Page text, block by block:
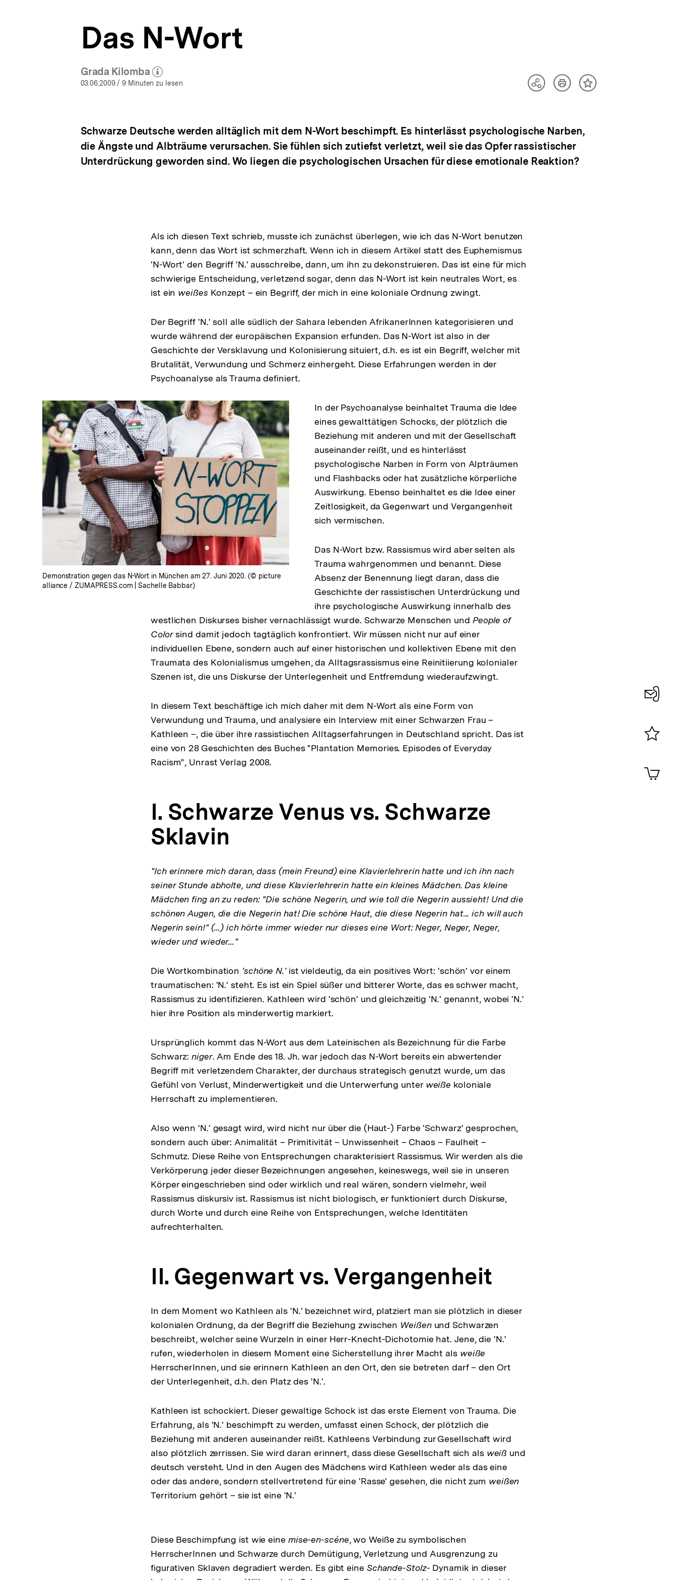
Das N-Wort
Grada Kilomba
(Mehr zum Autor)
öffnen
03.06.2009/ 9 Minuten zu lesen
TeilenArtikelInhalt
Schwarze Deutsche werden alltäglich mit dem N-Wort beschimpft. Es hinterlässt psychologische Narben,
die Ängste und Albträume verursachen. Sie fühlen sich zutiefst verletzt, weil sie das Opfer rassistischer
Unterdrückung geworden sind. Wo liegen die psychologischen Ursachen für diese emotionale Reaktion?
Als ich diesen Text schrieb, musste ich zunächst überlegen, wie ich das N-Wort benutzen
kann, denn das Wort ist schmerzhaft. Wenn ich in diesem Artikel statt des Euphemismus
'N-Wort' den Begriff 'N.' ausschreibe, dann, um ihn zu dekonstruieren. Das ist eine für mich
schwierige Entscheidung, verletzend sogar, denn das N-Wort ist kein neutrales Wort, es
ist ein weißesKonzept – ein Begriff, der mich in eine koloniale Ordnung zwingt.
Der Begriff 'N.' soll alle südlich der Sahara lebenden AfrikanerInnen kategorisieren und
wurde während der europäischen Expansion erfunden. Das N-Wort ist also in der
Geschichte der Versklavung und Kolonisierung situiert, d.h. es ist ein Begriff, welcher mit
Brutalität, Verwundung und Schmerz einhergeht. Diese Erfahrungen werden in der
Psychoanalyse als Trauma definiert.
In
Lightbox
öffnen
Demonstration gegen das N-Wort in München am 27. Juni 2020. (© picture
alliance / ZUMAPRESS.com | Sachelle Babbar)
In der Psychoanalyse beinhaltet Trauma die Idee
eines gewalttätigen Schocks, der plötzlich die
Beziehung mit anderen und mit der Gesellschaft
auseinander reißt, und es hinterlässt
psychologische Narben in Form von Alpträumen
und Flashbacks oder hat zusätzliche körperliche
Auswirkung. Ebenso beinhaltet es die Idee einer
Zeitlosigkeit, da Gegenwart und Vergangenheit
sich vermischen.
Das N-Wort bzw. Rassismus wird aber selten als
Trauma wahrgenommen und benannt. Diese
Absenz der Benennung liegt daran, dass die
Geschichte der rassistischen Unterdrückung und
ihre psychologische Auswirkung innerhalb des
westlichen Diskurses bisher vernachlässigt wurde. Schwarze Menschen und People of
Colorsind damit jedoch tagtäglich konfrontiert. Wir müssen nicht nur auf einer
individuellen Ebene, sondern auch auf einer historischen und kollektiven Ebene mit den
Traumata des Kolonialismus umgehen, da Alltagsrassismus eine Reinitiierung kolonialer
Szenen ist, die uns Diskurse der Unterlegenheit und Entfremdung wiederaufzwingt.
In diesem Text beschäftige ich mich daher mit dem N-Wort als eine Form von
Verwundung und Trauma, und analysiere ein Interview mit einer Schwarzen Frau –
Kathleen –, die über ihre rassistischen Alltagserfahrungen in Deutschland spricht. Das ist
eine von 28 Geschichten des Buches "Plantation Memories. Episodes of Everyday
Racism", Unrast Verlag 2008.
I. Schwarze Venus vs. Schwarze
Sklavin
"Ich erinnere mich daran, dass (mein Freund) eine Klavierlehrerin hatte und ich ihn nach
seiner Stunde abholte, und diese Klavierlehrerin hatte ein kleines Mädchen. Das kleine
Mädchen fing an zu reden: "Die schöne Negerin, und wie toll die Negerin aussieht! Und die
schönen Augen, die die Negerin hat! Die schöne Haut, die diese Negerin hat... ich will auch
Negerin sein!" (...) ich hörte immer wieder nur dieses eine Wort: Neger, Neger, Neger,
wieder und wieder..."
Die Wortkombination 'schöne N.'ist vieldeutig, da ein positives Wort: 'schön' vor einem
traumatischen: 'N.' steht. Es ist ein Spiel süßer und bitterer Worte, das es schwer macht,
Rassismus zu identifizieren. Kathleen wird 'schön' und gleichzeitig 'N.' genannt, wobei 'N.'
hier ihre Position als minderwertig markiert.
Ursprünglich kommt das N-Wort aus dem Lateinischen als Bezeichnung für die Farbe
Schwarz:niger. Am Ende des 18. Jh. war jedoch das N-Wort bereits ein abwertender
Begriff mit verletzendem Charakter, der durchaus strategisch genutzt wurde, um das
Gefühl von Verlust, Minderwertigkeit und die Unterwerfung unter weiße koloniale
Herrschaft zu implementieren.
Also wenn 'N.' gesagt wird, wird nicht nur über die (Haut-) Farbe 'Schwarz' gesprochen,
sondern auch über: Animalität – Primitivität – Unwissenheit – Chaos – Faulheit –
Schmutz. Diese Reihe von Entsprechungen charakterisiert Rassismus. Wir werden als die
Verkörperung jeder dieser Bezeichnungen angesehen, keineswegs, weil sie in unseren
Körper eingeschrieben sind oder wirklich und real wären, sondern vielmehr, weil
Rassismus diskursiv ist. Rassismus ist nicht biologisch, er funktioniert durch Diskurse,
durch Worte und durch eine Reihe von Entsprechungen, welche Identitäten
aufrechterhalten.
II. Gegenwart vs. Vergangenheit
In dem Moment wo Kathleen als 'N.' bezeichnet wird, platziert man sie plötzlich in dieser
kolonialen Ordnung, da der Begriff die Beziehung zwischen Weißenund Schwarzen
beschreibt, welcher seine Wurzeln in einer Herr-Knecht-Dichotomie hat. Jene, die 'N.'
rufen, wiederholen in diesem Moment eine Sicherstellung ihrer Macht als weiße
HerrscherInnen, und sie erinnern Kathleen an den Ort, den sie betreten darf – den Ort
der Unterlegenheit, d.h. den Platz des 'N.'.
Kathleen ist schockiert. Dieser gewaltige Schock ist das erste Element von Trauma. Die
Erfahrung, als 'N.' beschimpft zu werden, umfasst einen Schock, der plötzlich die
Beziehung mit anderen auseinander reißt. Kathleens Verbindung zur Gesellschaft wird
also plötzlich zerrissen. Sie wird daran erinnert, dass diese Gesellschaft sich als weiß und
deutsch versteht. Und in den Augen des Mädchens wird Kathleen weder als das eine
oder das andere, sondern stellvertretend für eine 'Rasse' gesehen, die nicht zum weißen
Territorium gehört – sie ist eine 'N.'
Diese Beschimpfung ist wie eine mise-en-scéne, wo Weiße zu symbolischen
HerrscherInnen und Schwarze durch Demütigung, Verletzung und Ausgrenzung zu
figurativen Sklaven degradiert werden. Es gibt eine Schande-Stolz-Dynamik in dieser